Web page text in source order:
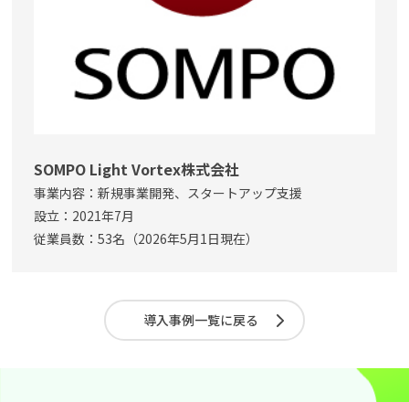
SOMPO Light Vortex株式会社
事業内容：新規事業開発、スタートアップ支援
設立：2021年7月
従業員数：53名（2026年5月1日現在）
導入事例一覧に戻る